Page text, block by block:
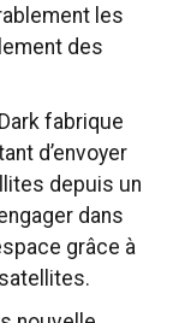
les
des
fabrique
d’envoyer
depuis un
dans
grâce à